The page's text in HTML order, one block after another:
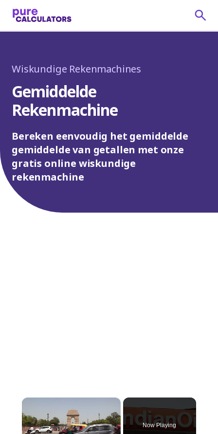
Wiskundige Rekenmachines
Gemiddelde
Rekenmachine
Bereken eenvoudig het gemiddelde
gemiddelde van getallen met onze
gratis online wiskundige
rekenmachine
×
Now Playing